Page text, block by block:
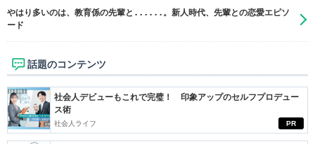
やはり多いのは、教育係の先輩と......。新人時代、先輩との恋愛エピソ
ード
話題のコンテンツ
PR
社会人デビューもこれで完璧！ 印象アップのセルフプロデュー
ス術
社会人ライフ